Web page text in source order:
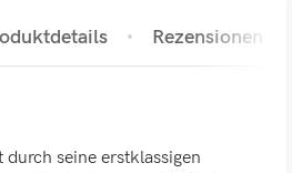
Rezensionen (0)
durch seine erstklassigen